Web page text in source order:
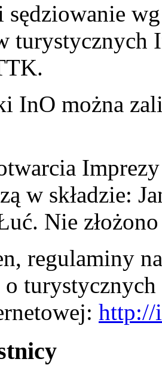
sędziowanie
turystycznych
InO można
w składzie:
Nie
regulaminy
turystycznych